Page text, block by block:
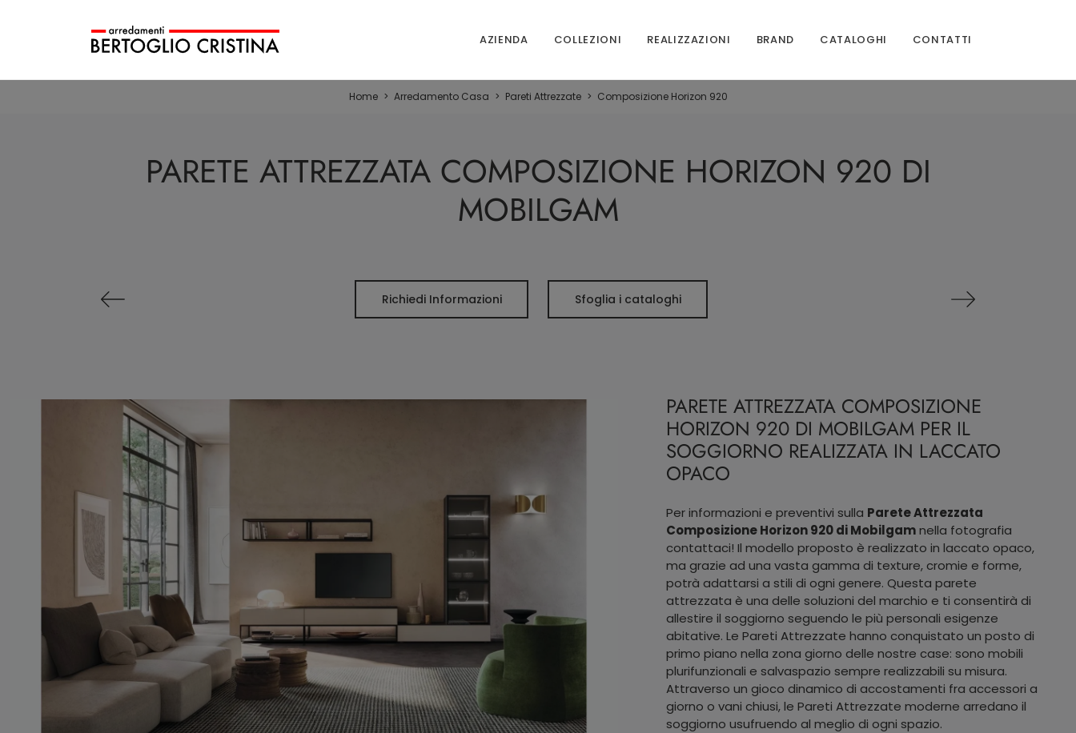
AZIENDA COLLEZIONI REALIZZAZIONI BRAND CATALOGHI CONTATTI
Home > Arredamento Casa > Pareti Attrezzate > Composizione Horizon 920
PARETE ATTREZZATA COMPOSIZIONE HORIZON 920 DI
MOBILGAM
Richiedi Informazioni Sfoglia i cataloghi
PARETE ATTREZZATA COMPOSIZIONE
HORIZON 920 DI MOBILGAM PER IL
SOGGIORNO REALIZZATA IN LACCATO
OPACO
Per informazioni e preventivi sulla Parete Attrezzata
Composizione Horizon 920 di Mobilgamnella fotografia
contattaci! Il modello proposto è realizzato in laccato opaco,
ma grazie ad una vasta gamma di texture, cromie e forme,
potrà adattarsi a stili di ogni genere. Questa parete
attrezzata è una delle soluzioni del marchio e ti consentirà di
allestire il soggiorno seguendo le più personali esigenze
abitative. Le Pareti Attrezzate hanno conquistato un posto di
primo piano nella zona giorno delle nostre case: sono mobili
plurifunzionali e salvaspazio sempre realizzabili su misura.
Attraverso un gioco dinamico di accostamenti fra accessori a
giorno o vani chiusi, le Pareti Attrezzate moderne arredano il
soggiorno usufruendo al meglio di ogni spazio.